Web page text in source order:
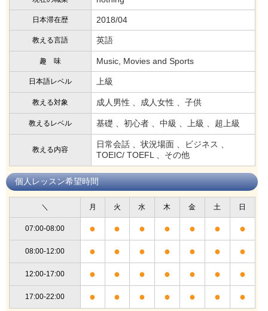
日本滞在歴 2018/04
教える言語 英語
趣 味 Music, Movies and Sports
日本語レベル 上級
教える対象 成人男性 、成人女性 、子供
教えるレベル 基礎 、初心者 、中級 、上級 、超上級
教える内容
日常会話 、状況場面 、ビジネス 、
TOEIC/ TOEFL 、その他
個人レッスン希望時間
＼ 月 火 水 木 金 土 日
07:00-08:00 ● ● ● ● ● ● ●
08:00-12:00 ● ● ● ● ● ● ●
12:00-17:00 ● ● ● ● ● ● ●
17:00-22:00 ● ● ● ● ● ● ●